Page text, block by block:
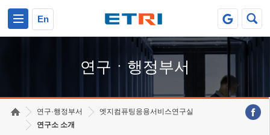
En
연구ㆍ행정부서
연구·행정부서
엣지컴퓨팅응용서비스연구실
연구소 소개